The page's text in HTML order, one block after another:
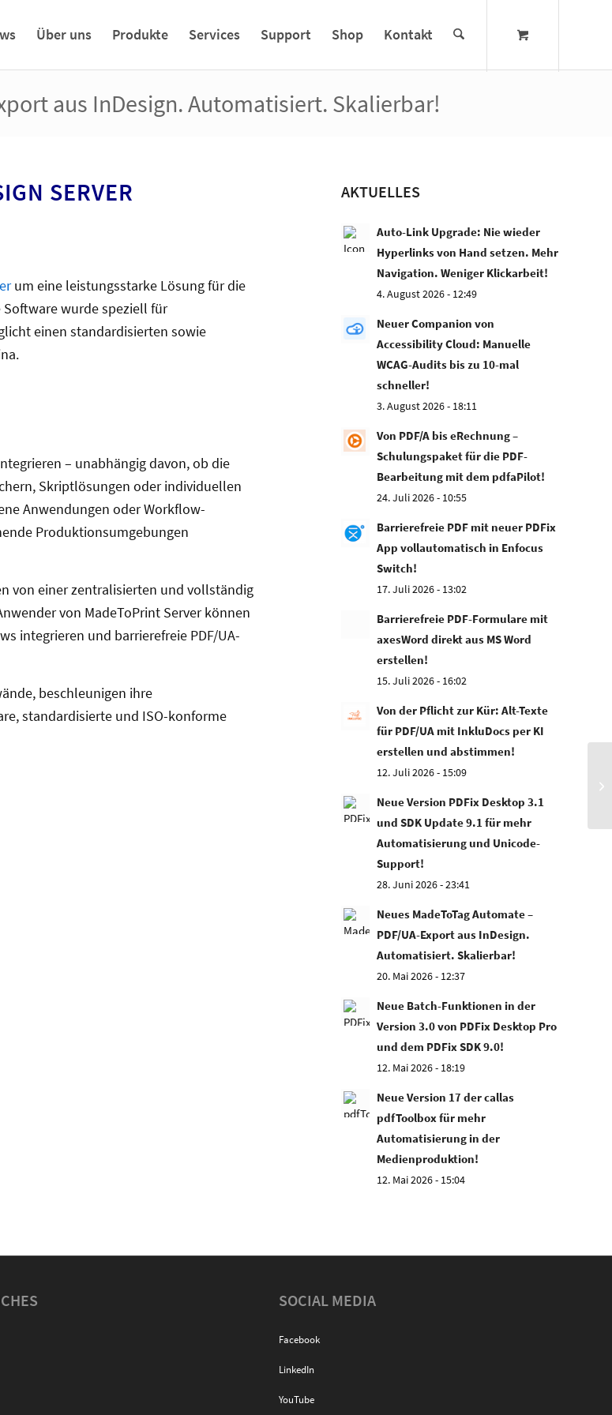
Über uns Produkte Services Support Shop Kontakt
aus InDesign. Automatisiert. Skalierbar!
SERVER
um eine leistungsstarke Lösung für die
wurde speziell für
einen standardisierten sowie
– unabhängig davon, ob die
Skriptlösungen oder individuellen
Anwendungen oder Workflow-
Produktionsumgebungen
von einer zentralisierten und vollständig
von MadeToPrint Server können
integrieren und barrierefreie PDF/UA-
beschleunigen ihre
standardisierte und ISO-konforme
AKTUELLES
Auto-Link Upgrade: Nie wieder
Hyperlinks von Hand setzen. Mehr
Navigation. Weniger Klickarbeit!
4. August 2026 - 12:49
Neuer Companion von
Accessibility Cloud: Manuelle
WCAG-Audits bis zu 10-mal
schneller!
3. August 2026 - 18:11
Von PDF/A bis eRechnung –
Schulungspaket für die PDF-
Bearbeitung mit dem pdfaPilot!
24. Juli 2026 - 10:55
Barrierefreie PDF mit neuer PDFix
App vollautomatisch in Enfocus
Switch!
17. Juli 2026 - 13:02
Barrierefreie PDF-Formulare mit
axesWord direkt aus MS Word
erstellen!
15. Juli 2026 - 16:02
Von der Pflicht zur Kür: Alt-Texte
für PDF/UA mit InkluDocs per KI
erstellen und abstimmen!
12. Juli 2026 - 15:09
Neue Version PDFix Desktop 3.1
und SDK Update 9.1 für mehr
Automatisierung und Unicode-
Support!
28. Juni 2026 - 23:41
Neues MadeToTag Automate –
PDF/UA-Export aus InDesign.
Automatisiert. Skalierbar!
20. Mai 2026 - 12:37
Neue Batch-Funktionen in der
Version 3.0 von PDFix Desktop Pro
und dem PDFix SDK 9.0!
12. Mai 2026 - 18:19
Neue Version 17 der callas
pdfToolbox für mehr
Automatisierung in der
Medienproduktion!
12. Mai 2026 - 15:04
SOCIAL MEDIA
Facebook
LinkedIn
YouTube